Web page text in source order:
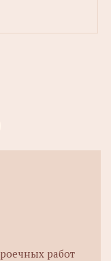
работ